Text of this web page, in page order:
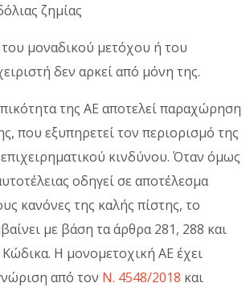
ζημίας
μοναδικού μετόχου ή του
δεν αρκεί από μόνη της.
της ΑΕ αποτελεί παραχώρηση
που εξυπηρετεί τον περιορισμό της
κινδύνου. Όταν όμως
οδηγεί σε αποτέλεσμα
κανόνες της καλής πίστης, το
με βάση τα άρθρα 281, 288 και
Η μονομετοχική ΑΕ έχει
από τον Ν. 4548/2018 και